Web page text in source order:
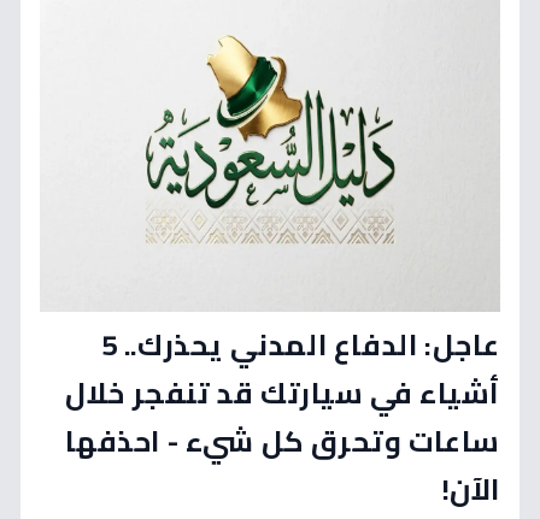
عاجل: الدفاع المدني يحذرك.. 5
أشياء في سيارتك قد تنفجر خلال
ساعات وتحرق كل شيء - احذفها
الآن!